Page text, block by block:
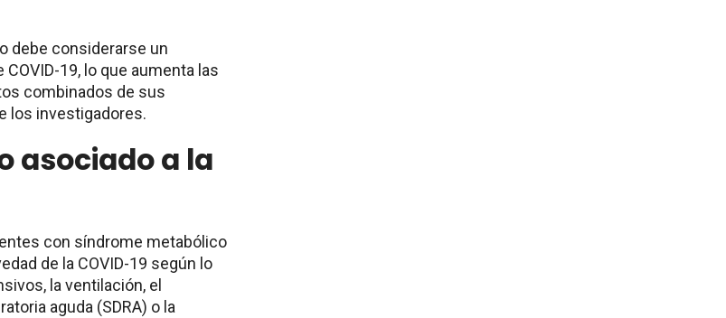
debe considerarse un
19, lo que aumenta las
combinados de sus
los investigadores.
asociado a la
con síndrome metabólico
de la COVID-19 según lo
la ventilación, el
aguda (SDRA) o la